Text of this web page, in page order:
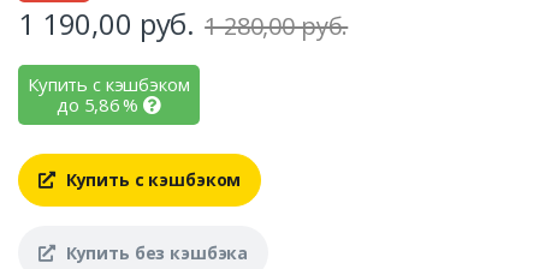
1 190,00 руб. 1 280,00 руб.
Купить с кэшбэком
до 5,86%
Купить с кэшбэком
Купить без кэшбэка